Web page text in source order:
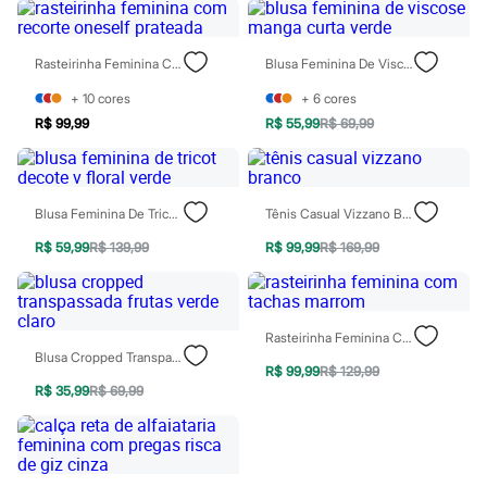
Chinelos
Sapatos
Tênis
Moda esportiva
Acessórios
Bermudas
Camisetas
Calças
Calçados
Regatas
Moda íntima
Cuecas
Pijamas
Moda praia
Personagens
Blusas e Camisetas
Calças
Camisas
Casacos e Jaquetas
Jeans
Moda esportiva
Shorts e Bermudas
Rasteirinha Feminina Com Recorte Oneself Prateada
+ 10 cores
R$ 99,99
Blusa Feminina De Viscose Manga Curta Verde
+ 6 cores
R$ 55,99R$ 69,99
Blusa Feminina De Tricot Decote V Floral Verde
R$ 59,99R$ 139,99
Tênis Casual Vizzano Branco
R$ 99,99R$ 169,99
Blusa Cropped Transpassada Frutas Verde Claro
R$ 35,99R$ 69,99
Rasteirinha Feminina Com Tachas Marrom
R$ 99,99R$ 129,99